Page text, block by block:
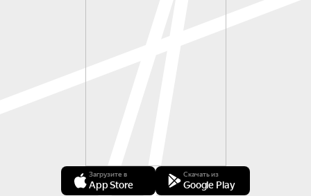
Загрузите в
App Store
Скачать из
Google Play